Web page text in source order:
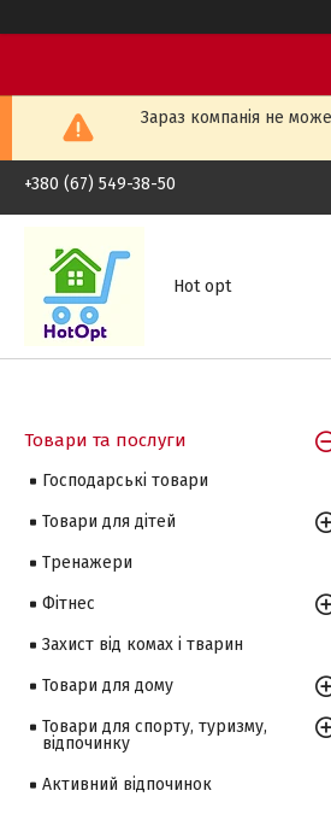
Зараз компанія не
+380 (67) 549-38-50
Hot opt
Товари та послуги
Господарські товари
Товари для дітей
Тренажери
Фітнес
Захист від комах і тварин
Товари для дому
Товари для спорту, туризму,
відпочинку
Активний відпочинок